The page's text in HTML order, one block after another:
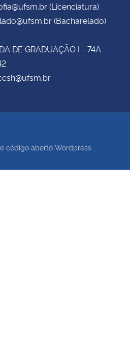
(Licenciatura)
(Bacharelado)
DE GRADUAÇÃO I - 74A
código aberto Wordpress